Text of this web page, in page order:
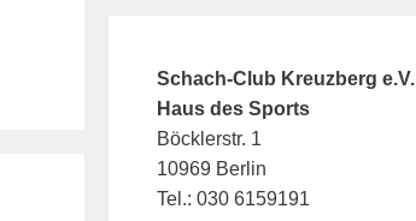
Schach-Club Kreuzberg e.V.
Haus des Sports
Böcklerstr. 1
10969 Berlin
Tel.: 030 6159191